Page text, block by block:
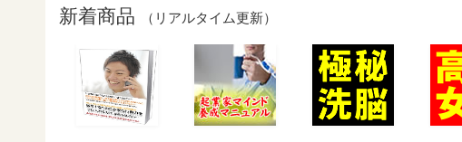
新着商品 （リアルタイム更新）